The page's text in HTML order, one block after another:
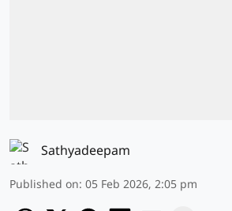
Sathyadeepam
Published on: 05 Feb 2026, 2:05 pm